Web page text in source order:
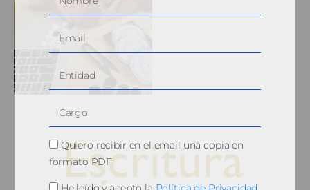
Quiero recibir en el email una copia en
formato PDF